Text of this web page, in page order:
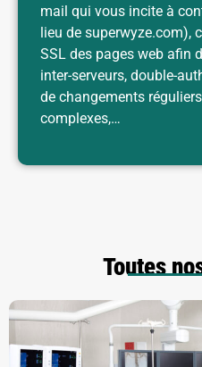
mail qui vous incite à
lieu de
SSL des pages web afin
inter-serveurs, double-
de changements
complexes,…
Toutes